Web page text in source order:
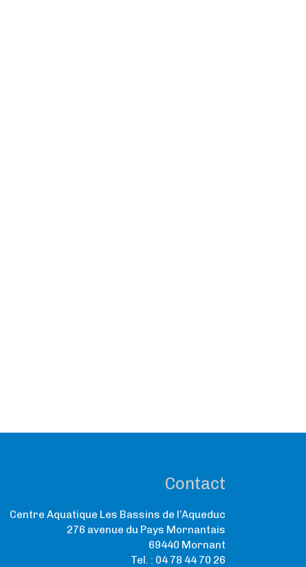
Contact
Centre Aquatique Les Bassins de l’Aqueduc
276 avenue du Pays Mornantais
69440 Mornant
Tel. : 04 78 44 70 26